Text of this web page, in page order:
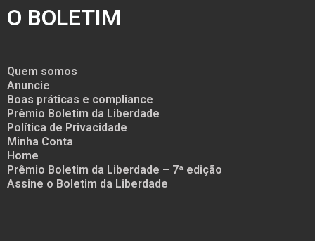
O BOLETIM
Quem somos
Anuncie
Boas práticas e compliance
Prêmio Boletim da Liberdade
Política de Privacidade
Minha Conta
Home
Prêmio Boletim da Liberdade – 7ª edição
Assine o Boletim da Liberdade